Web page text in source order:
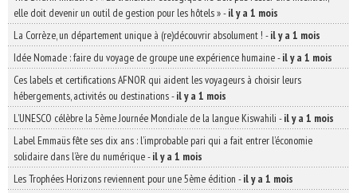
elle doit devenir un outil de gestion pour les hôtels »-il y a 1 mois
La Corrèze, un département unique à (re)découvrir absolument ! -il y a 1 mois
Idée Nomade : faire du voyage de groupe une expérience humaine-il y a 1 mois
Ces labels et certifications AFNOR qui aident les voyageurs à choisir leurs
hébergements, activités ou destinations-il y a 1 mois
L’UNESCO célèbre la 5ème Journée Mondiale de la langue Kiswahili -il y a 1 mois
Label Emmaüs fête ses dix ans : l’improbable pari qui a fait entrer l’économie
solidaire dans l’ère du numérique-il y a 1 mois
Les Trophées Horizons reviennent pour une 5ème édition -il y a 1 mois